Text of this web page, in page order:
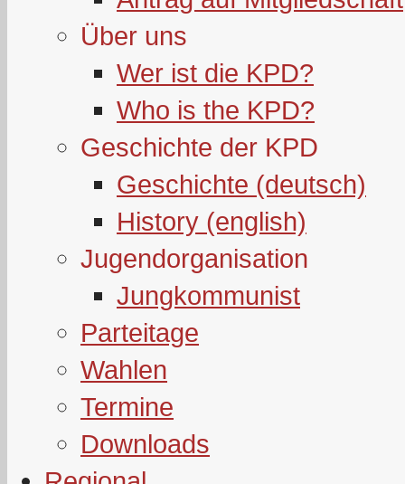
Über uns
Wer ist die KPD?
Who is the KPD?
Geschichte der KPD
Geschichte (deutsch)
History (english)
Jugendorganisation
Jungkommunist
Parteitage
Wahlen
Termine
Downloads